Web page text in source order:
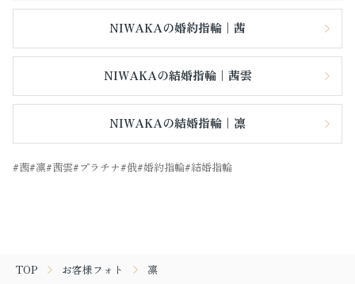
NIWAKAの婚約指輪｜茜
NIWAKAの結婚指輪｜茜雲
NIWAKAの結婚指輪｜凛
茜 凛 茜雲 プラチナ 俄 婚約指輪 結婚指輪
TOP お客様フォト 凛